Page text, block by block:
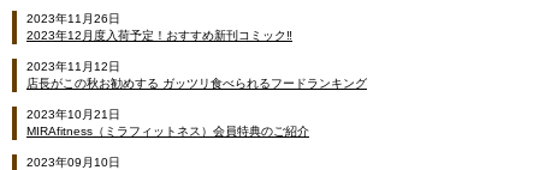
2023年11月26日
2023年12月度入荷予定！おすすめ新刊コミック‼
2023年11月12日
店長がこの秋お勧めする ガッツリ食べられるフードランキング
2023年10月21日
MIRAfitness（ミラフィットネス）会員特典のご紹介
2023年09月10日